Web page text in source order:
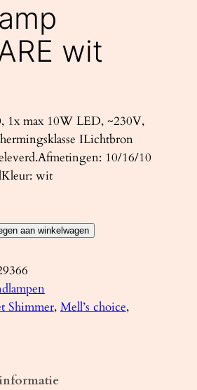
wit
1x max 10W LED, ~230V,
ILichtbron
10/16/10
wit
aan winkelwagen
Shimmer, Mell’s choice ,